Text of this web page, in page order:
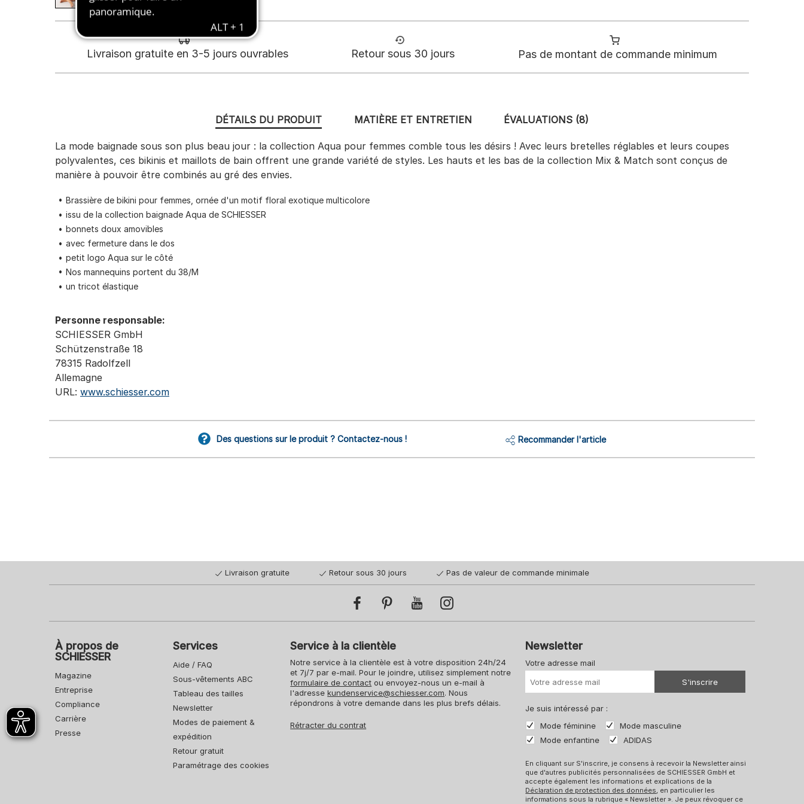
Livraison gratuite en 3-5 jours ouvrables Retour sous 30 jours Pas de montant de commande minimum
DÉTAILS DU PRODUIT
La mode baignade sous son plus beau jour : la collection Aqua pour femmes comble tous les désirs ! Avec leurs bretelles réglables et leurs coupes
polyvalentes, ces bikinis et maillots de bain offrent une grande variété de styles. Les hauts et les bas de la collection Mix & Match sont conçus de
manière à pouvoir être combinés au gré des envies.
Brassière de bikini pour femmes, ornée d'un motif floral exotique multicolore
issu de la collection baignade Aqua de SCHIESSER
bonnets doux amovibles
avec fermeture dans le dos
petit logo Aqua sur le côté
Nos mannequins portent du 38/M
un tricot élastique
Personne responsable:
SCHIESSER GmbH
Schützenstraße 18
78315 Radolfzell
Allemagne
URL: www.schiesser.com
MATIÈRE ET ENTRETIEN ÉVALUATIONS (8)
Des questions sur le produit ? Contactez-nous ! Recommander l'article
Livraison gratuite Retour sous 30 jours Pas de valeur de commande minimale
À propos de
SCHIESSER
Magazine
Entreprise
Compliance
Carrière
Presse
Services
Aide / FAQ
Sous-vêtements ABC
Tableau des tailles
Newsletter
Modes de paiement &
expédition
Retour gratuit
Paramétrage des cookies
Service à la clientèle
Notre service à la clientèle est à votre disposition 24h/24
et 7j/7 par e-mail. Pour le joindre, utilisez simplement notre
formulaire de contact ou envoyez-nous un e-mail à
l'adressekundenservice@schiesser.com. Nous
répondrons à votre demande dans les plus brefs délais.
Rétracter du contrat
Newsletter
Votre adresse mail
S'inscrire
Je suis intéressé par :
Mode féminine
Mode masculine
Mode enfantine
ADIDAS
En cliquant sur S'inscrire, je consens à recevoir la Newsletter ainsi
que d'autres publicités personnalisées de SCHIESSER GmbH et
accepte également les informations et explications de la
Déclaration de protection des données, en particulier les
informations sous la rubrique « Newsletter ». Je peux révoquer ce